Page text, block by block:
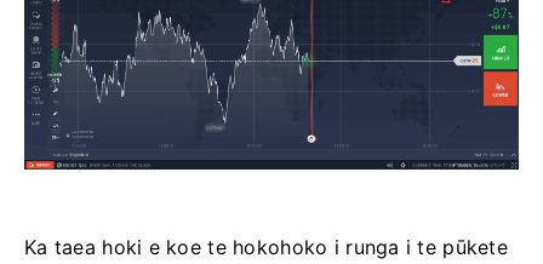
Ka taea hoki e koe te hokohoko i runga i te pūkete